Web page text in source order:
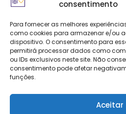
consentimento
Para fornecer as melhores
como cookies para armazenar e/ou
dispositivo. O consentimento para
permitirá processar dados como
ou IDs exclusivos neste site. Não
consentimento pode afetar
funções.
Aceitar
Moral
Desvios
Espirituais
Quadra 02, Lote 16,
Vila Vicentina,
Planaltina, Brasília-
DF. CEP 73.320-140
CNPJ: 01.600.089/0001-
O